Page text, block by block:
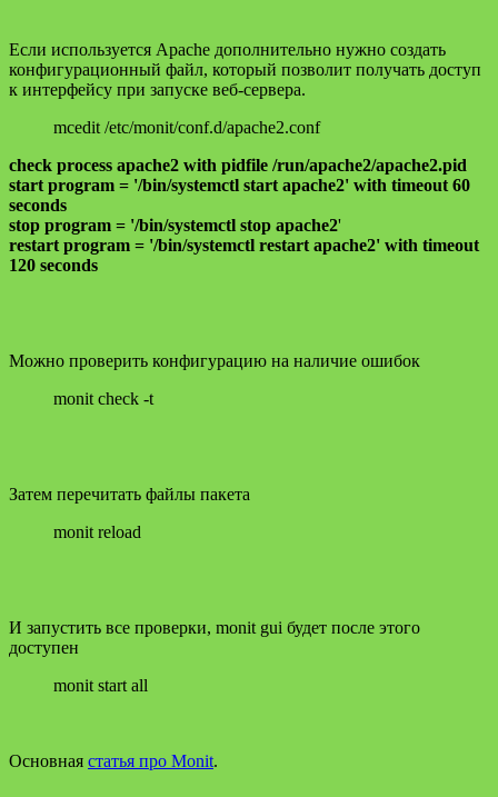
Если используется Apache дополнительно нужно создать
конфигурационный файл, который позволит получать доступ
к интерфейсу при запуске веб-сервера.
mcedit /etc/monit/conf.d/apache2.conf
check process apache2 with pidfile /run/apache2/apache2.pid
start program = '/bin/systemctl start apache2' with timeout 60
seconds
stop program = '/bin/systemctl stop apache2'
restart program = '/bin/systemctl restart apache2' with timeout
120 seconds
Можно проверить конфигурацию на наличие ошибок
monit check -t
Затем перечитать файлы пакета
monit reload
И запустить все проверки, monit gui будет после этого
доступен
monit start all
Основная статья про Monit.